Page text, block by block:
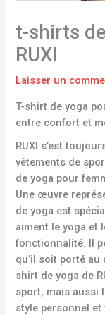
t-shirts
RUXI
Laisser un
T-shirt de yoga
entre confort et
RUXI s’est
vêtements de
de yoga pour
Une œuvre
de yoga est
aiment le yoga et
fonctionnalité. Il
qu’il soit porté au
shirt de yoga de
sport, mais aussi
style personnel